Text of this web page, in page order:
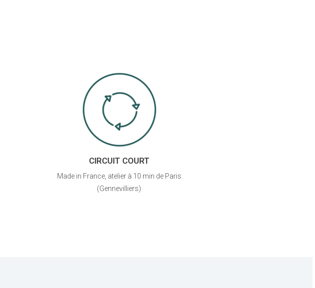
CIRCUIT COURT
Made in France, atelier à 10 min de Paris
(Gennevilliers)